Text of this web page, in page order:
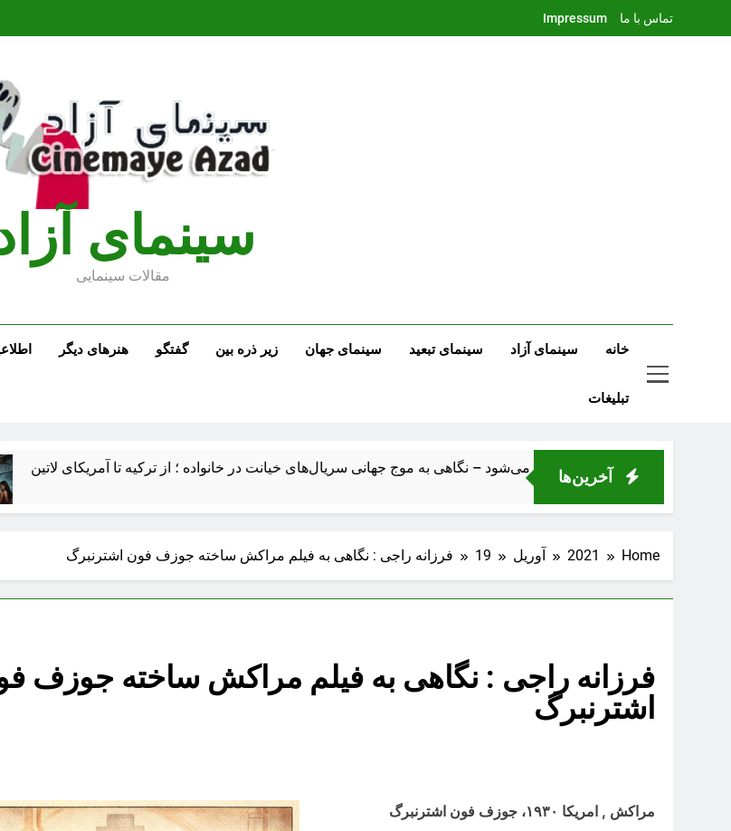
تماس با ما Impressum
سينماى
مقالات سينمايى
خانه سینمای آزاد سینمای تبعید سینمای جهان زیر ذره بین گفتگو هنرهای دیگر
تبلیغات
آخرین‌ها
ژانر تبدیل می‌شود – نگاهی به موج جهانی سریال‌های خيانت در خانواده ؛ از ترکیه تا آمریکای لاتین هنرمندان بهايی ایران؛
Home
2021 آوریل 19 فرزانه راجی : نگاهی به فیلم مراکش ساخته جوزف فون اشترنبرگ
فرزانه راجی : نگاهی به فیلم مراکش ساخته جوزف
اشترنبرگ
مراکش , امریکا ١٩٣٠، جوزف فون اشترنبرگ